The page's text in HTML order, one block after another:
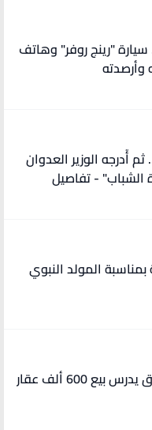
"أغنى متسول" في فلسطين .. سيارة "رينج روفر" وهاتف
وأرصدته
"انتصر قضائيًا بإلغاء قرار نقله .. ثم أُدرجه الوزير العدوان
الشباب" - تفاصيل
المولد النبوي
قيمتها 150 مليار دولار .. العراق يدرس بيع 600 ألف عقار